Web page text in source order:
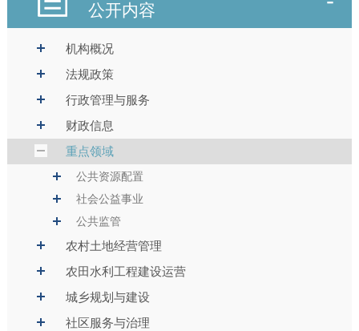
公开内容
机构概况
法规政策
行政管理与服务
财政信息
重点领域
公共资源配置
社会公益事业
公共监管
农村土地经营管理
农田水利工程建设运营
城乡规划与建设
社区服务与治理